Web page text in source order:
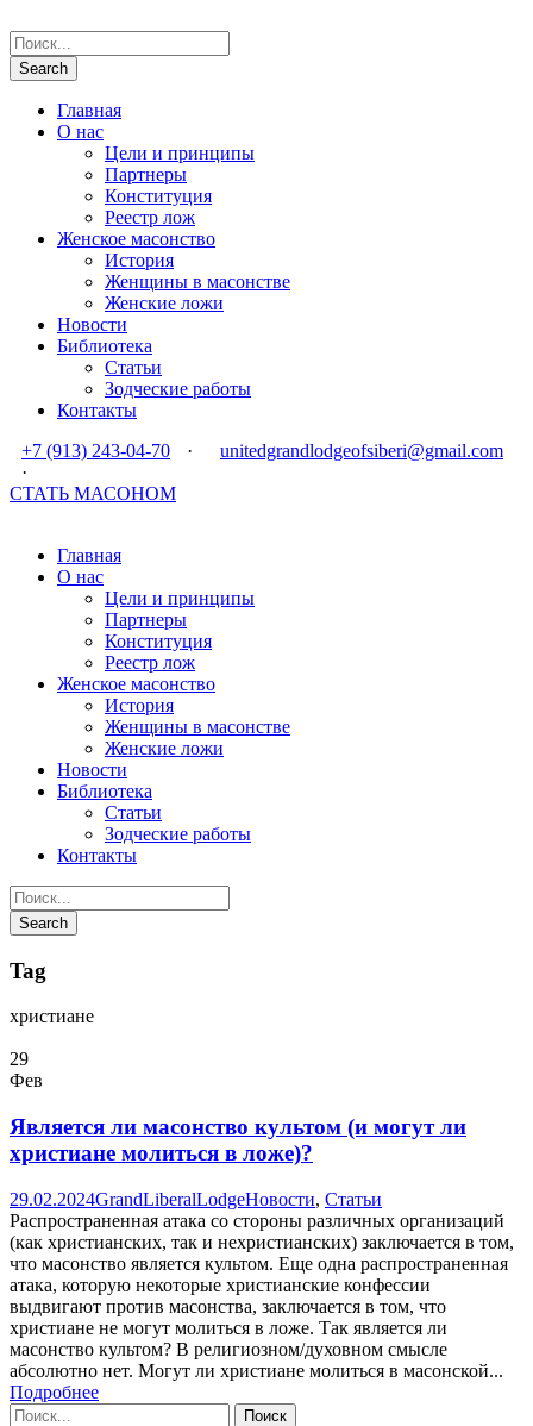
Главная
О нас
Цели и принципы
Партнеры
Конституция
Реестр лож
Женское масонство
История
Женщины в масонстве
Женские ложи
Новости
Библиотека
Статьи
Зодческие работы
Контакты
+7 (913) 243-04-70
·
unitedgrandlodgeofsiberi@gmail.com
·
СТАТЬ МАСОНОМ
Главная
О нас
Цели и принципы
Партнеры
Конституция
Реестр лож
Женское масонство
История
Женщины в масонстве
Женские ложи
Новости
Библиотека
Статьи
Зодческие работы
Контакты
Tag
христиане
29
Фев
Является ли масонство культом (и могут ли
христиане молиться в ложе)?
29.02.2024GrandLiberalLodgeНовости, Статьи
Распространенная атака со стороны различных организаций
(как христианских, так и нехристианских) заключается в том,
что масонство является культом. Еще одна распространенная
атака, которую некоторые христианские конфессии
выдвигают против масонства, заключается в том, что
христиане не могут молиться в ложе. Так является ли
масонство культом? В религиозном/духовном смысле
абсолютно нет. Могут ли христиане молиться в масонской...
Подробнее